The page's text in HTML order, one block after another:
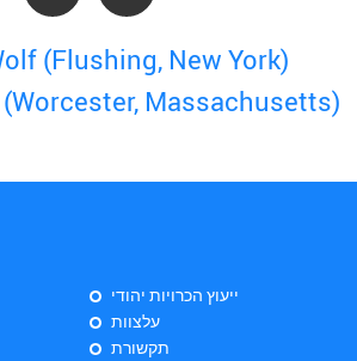
(Flushing, New York)
Massachusetts)
ייעוץ הכרויות יהודי
עלצוות
תקשורת